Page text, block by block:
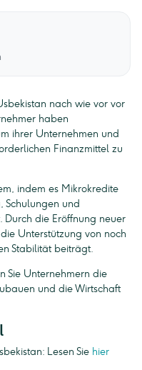
nach wie vor vor
haben
ihrer Unternehmen und
Finanzmittel zu
indem es Mikrokredite
Schulungen und
Durch die Eröffnung neuer
Unterstützung von noch
Stabilität beiträgt.
Sie Unternehmern die
und die Wirtschaft
Lesen Sie hier